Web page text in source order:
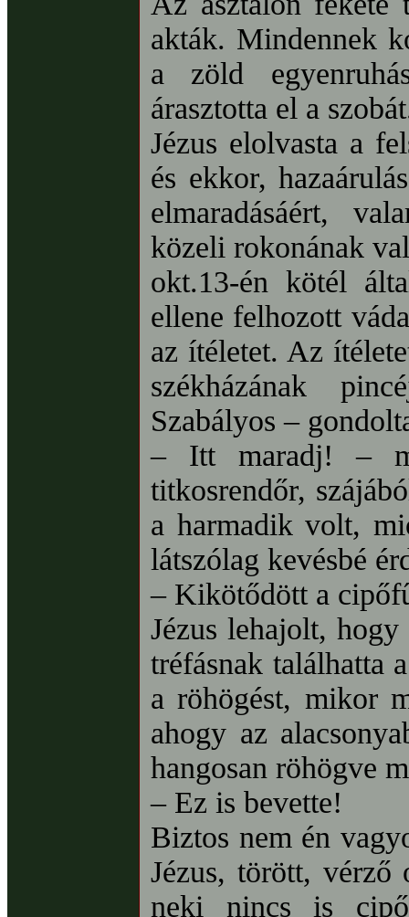
akták. Mindennek
a zöld
árasztotta el a
Jézus elolvasta a
és ekkor,
elmaradásáért,
közeli rokonának
okt.13-én kötél
ellene felhozott
az ítéletet. Az
székházának
Szabályos –
– Itt maradj! –
titkosrendőr,
a harmadik volt,
látszólag kevésbé
– Kikötődött a
Jézus lehajolt,
tréfásnak találhatta
a röhögést, mikor
ahogy az
hangosan röhögve
– Ez is bevette!
Biztos nem én
Jézus, törött, vérző
neki nincs is